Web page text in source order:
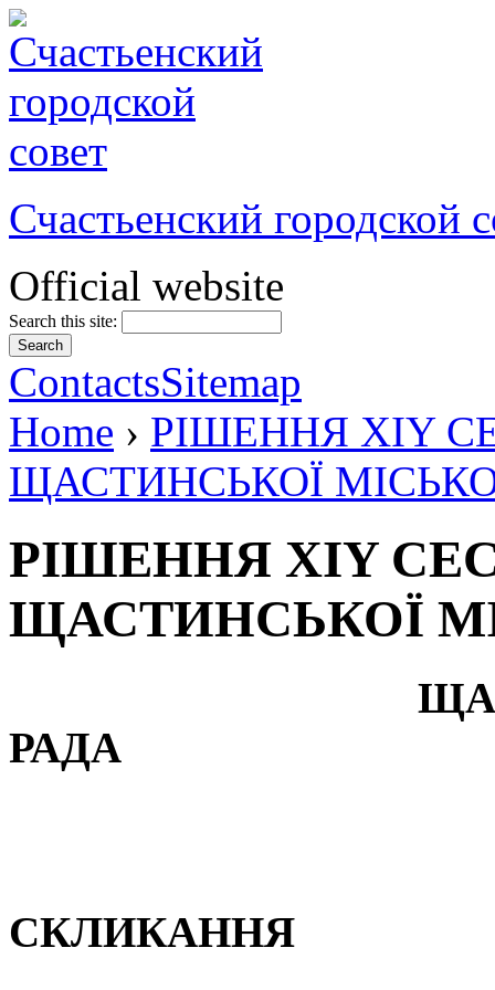
Счастьенский городской
Official website
Search this site:
ContactsSitemap
Home › РІШЕННЯ XIY
ЩАСТИНСЬКОЇ
РІШЕННЯ XIY
ЩАСТИНСЬКОЇ
РАДА